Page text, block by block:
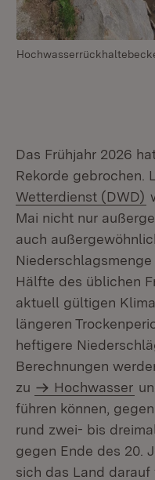
Das Frühjahr 2026
Rekorde gebrochen.
Wetterdienst (DWD)
Mai nicht nur
auch
Hälfte des üblichen
aktuell gültigen
längeren
heftigere
Berechnungen
zu
Hochwasser
führen können,
rund zwei- bis
gegen Ende des 20.
sich das Land